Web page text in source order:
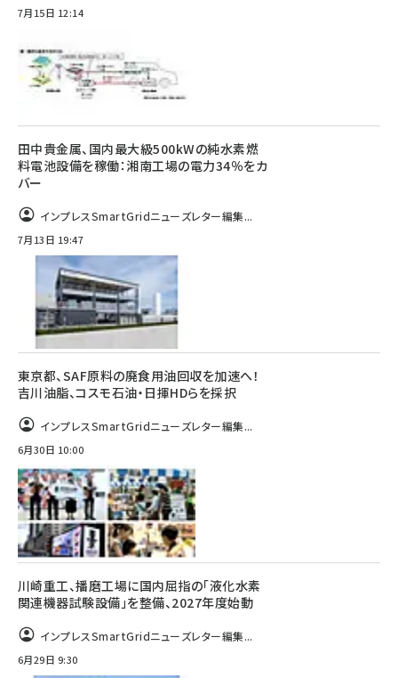
7月15日 12:14
田中貴金属、国内最大級500kWの純水素燃
料電池設備を稼働：湘南工場の電力34％をカ
バー
インプレスSmartGridニューズレター編集...
7月13日 19:47
東京都、SAF原料の廃食用油回収を加速へ！
吉川油脂、コスモ石油・日揮HDらを採択
インプレスSmartGridニューズレター編集...
6月30日 10:00
川崎重工、播磨工場に国内屈指の「液化水素
関連機器試験設備」を整備、2027年度始動
インプレスSmartGridニューズレター編集...
6月29日 9:30